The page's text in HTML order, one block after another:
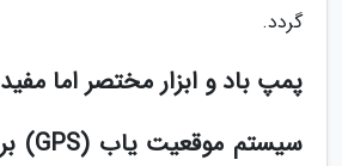
گردد.
پمپ باد و ابزار مختصر اما مفید